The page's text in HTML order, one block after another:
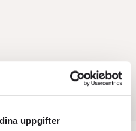
uppgifter